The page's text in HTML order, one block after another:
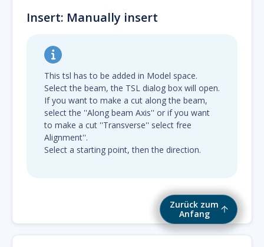
Zurück zum
Anfang
Insert: Manually insert
This tsl has to be added in Model space.
Select the beam, the TSL dialog box will open.
If you want to make a cut along the beam,
select the ''Along beam Axis'' or if you want
to make a cut ''Transverse'' select free
Alignment''.
Select a starting point, then the direction.